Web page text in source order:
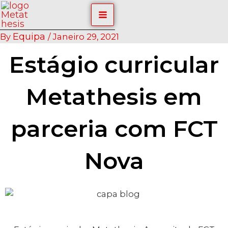
Skip
to
content
MAIN
MENU
By Equipa /Janeiro 29, 2021
Estágio curricular
Metathesis em
parceria com FCT
Nova
Post
navigation